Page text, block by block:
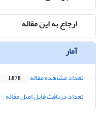
ارجاع به این مقاله
آمار
تعداد مشاهده مقاله 1,078
تعداد دریافت فایل اصل مقاله